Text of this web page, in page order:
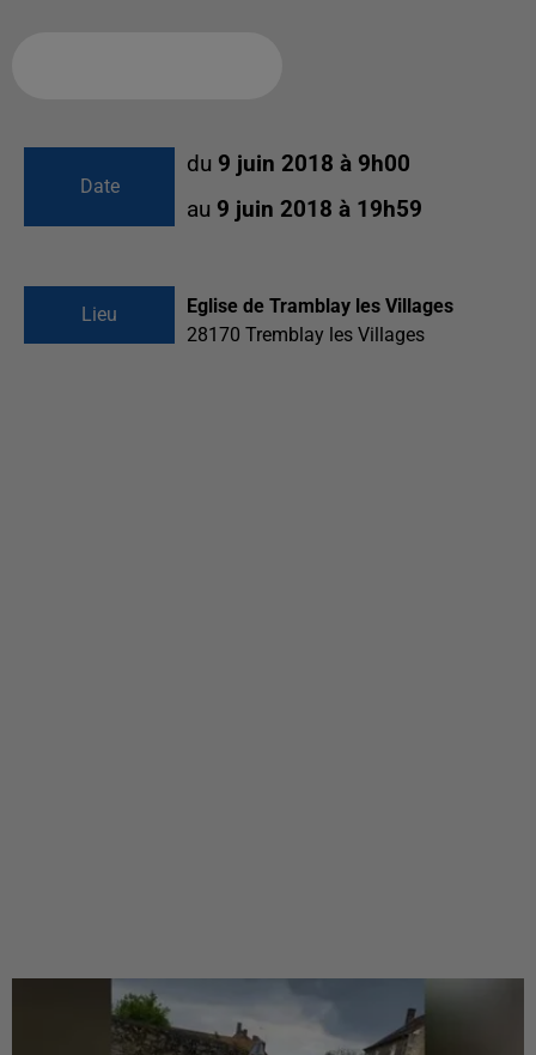
Date
du 9 juin 2018 à 9h00
au 9 juin 2018 à 19h59
Lieu
Eglise de Tramblay les Villages
28170 Tremblay les Villages